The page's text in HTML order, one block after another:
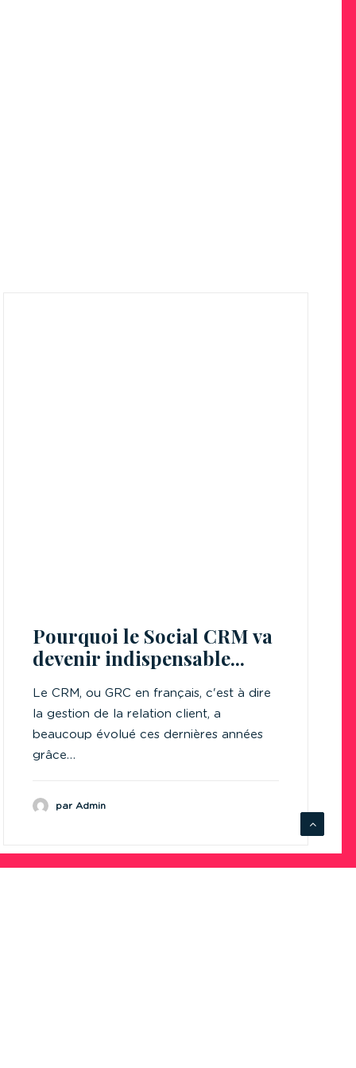
Pourquoi le Social CRM va
devenir indispensable...
Le CRM, ou GRC en français, c'est à dire
la gestion de la relation client, a
beaucoup évolué ces dernières années
grâce…
par Admin